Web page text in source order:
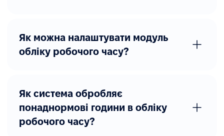
Як можна налаштувати модуль
обліку робочого часу?
Як система обробляє
понаднормові години в обліку
робочого часу?